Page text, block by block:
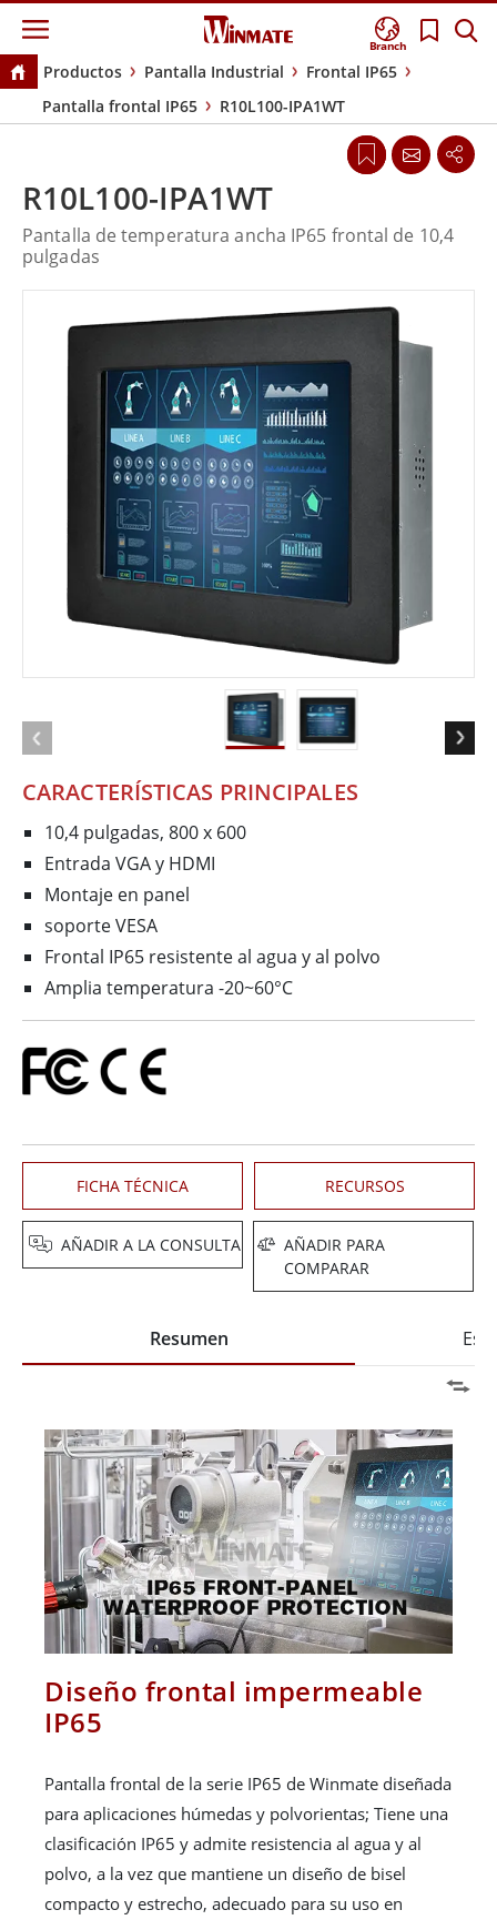
Branch
Productos Pantalla Industrial
Frontal IP65
Pantalla frontal IP65
R10L100-IPA1WT
CARACTERÍSTICAS PRINCIPALES
10,4 pulgadas, 800 x 600
Entrada VGA y HDMI
Montaje en panel
soporte VESA
Frontal IP65 resistente al agua y al polvo
Amplia temperatura -20~60°C
FICHA TÉCNICA RECURSOS
AÑADIR A LA CONSULTA
AÑADIR PARA
COMPARAR
R10L100-IPA1WT
Pantalla de temperatura ancha IP65 frontal de 10,4
pulgadas
Resumen
Diseño frontal impermeable
IP65
Pantalla frontal de la serie IP65 de Winmate diseñada
para aplicaciones húmedas y polvorientas; Tiene una
clasificación IP65 y admite resistencia al agua y al
polvo, a la vez que mantiene un diseño de bisel
compacto y estrecho, adecuado para su uso en